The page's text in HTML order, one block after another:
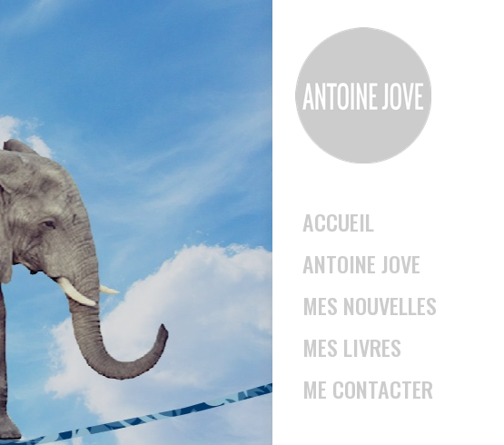
ACCUEIL
ANTOINE JOVE
MES NOUVELLES
MES LIVRES
ME CONTACTER